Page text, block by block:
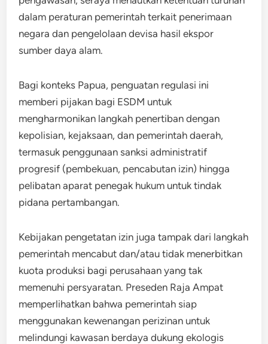
dalam peraturan pemerintah terkait penerimaan
negara dan pengelolaan devisa hasil ekspor
sumber daya alam.
Bagi konteks Papua, penguatan regulasi ini
memberi pijakan bagi ESDM untuk
mengharmonikan langkah penertiban dengan
kepolisian, kejaksaan, dan pemerintah daerah,
termasuk penggunaan sanksi administratif
progresif (pembekuan, pencabutan izin) hingga
pelibatan aparat penegak hukum untuk tindak
pidana pertambangan.
Kebijakan pengetatan izin juga tampak dari langkah
pemerintah mencabut dan/atau tidak menerbitkan
kuota produksi bagi perusahaan yang tak
memenuhi persyaratan. Preseden Raja Ampat
memperlihatkan bahwa pemerintah siap
menggunakan kewenangan perizinan untuk
melindungi kawasan berdaya dukung ekologis